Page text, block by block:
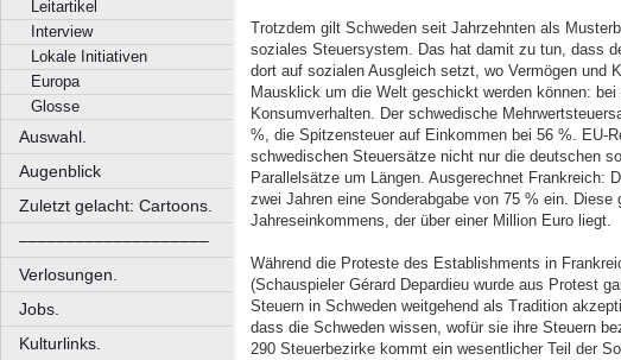
Leitartikel
Interview
Lokale Initiativen
Europa
Glosse
Auswahl.
Augenblick
Zuletzt gelacht: Cartoons.
––––––––––––––––––––
Verlosungen.
Jobs.
Kulturlinks.
Trotzdem gilt Schweden seit Jahrzehnten als
soziales Steuersystem. Das hat damit zu tun, dass
dort auf sozialen Ausgleich setzt, wo Vermögen und
Mausklick um die Welt geschickt werden können:
Konsumverhalten. Der schwedische
%, die Spitzensteuer auf Einkommen bei 56 %. EU-
schwedischen Steuersätze nicht nur die deutschen
Parallelsätze um Längen. Ausgerechnet Frankreich:
zwei Jahren eine Sonderabgabe von 75 % ein. Diese
Jahreseinkommens, der über einer Million Euro liegt.
Während die Proteste des Establishments in
(Schauspieler Gérard Depardieu wurde aus Protest
Steuern in Schweden weitgehend als Tradition
dass die Schweden wissen, wofür sie ihre Steuern
290 Steuerbezirke kommt ein wesentlicher Teil der